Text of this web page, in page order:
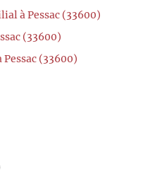
à Pessac (33600)
(33600)
(33600)